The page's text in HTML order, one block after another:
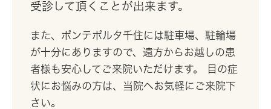
受診して頂くことが出来ます。
また、ポンテポルタ千住には駐車場、駐輪場
が十分にありますので、遠方からお越しの患
者様も安心してご来院いただけます。 目の症
状にお悩みの方は、当院へお気軽にご来院下
さい。